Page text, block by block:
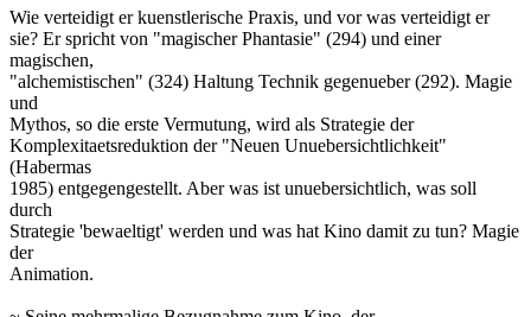
Wie verteidigt er kuenstlerische Praxis, und vor was verteidigt er
sie? Er spricht von "magischer Phantasie" (294) und einer
magischen,
"alchemistischen" (324) Haltung Technik gegenueber (292). Magie
und
Mythos, so die erste Vermutung, wird als Strategie der
Komplexitaetsreduktion der "Neuen Unuebersichtlichkeit"
(Habermas
1985) entgegengestellt. Aber was ist unuebersichtlich, was soll
durch
Strategie 'bewaeltigt' werden und was hat Kino damit zu tun? Magie
der
Animation.